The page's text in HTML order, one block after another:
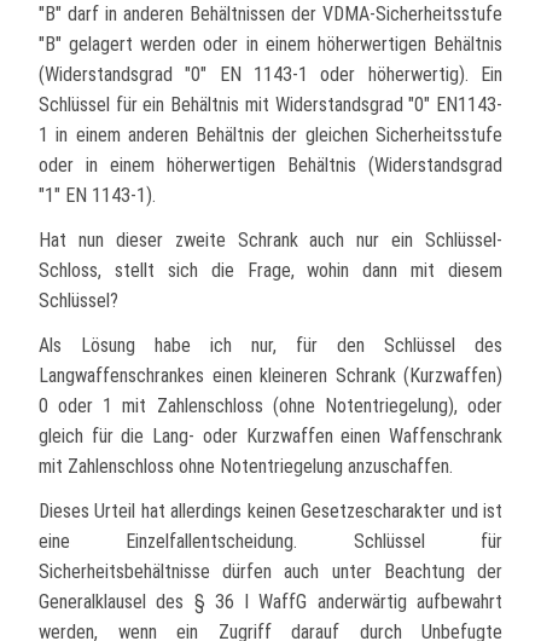
"B" darf in anderen Behältnissen der VDMA-Sicherheitsstufe
"B" gelagert werden oder in einem höherwertigen Behältnis
(Widerstandsgrad "0" EN 1143-1 oder höherwertig). Ein
Schlüssel für ein Behältnis mit Widerstandsgrad "0" EN1143-
1 in einem anderen Behältnis der gleichen Sicherheitsstufe
oder in einem höherwertigen Behältnis (Widerstandsgrad
"1" EN 1143-1).
Hat nun dieser zweite Schrank auch nur ein Schlüssel-
Schloss, stellt sich die Frage, wohin dann mit diesem
Schlüssel?
Als Lösung habe ich nur, für den Schlüssel des
Langwaffenschrankes einen kleineren Schrank (Kurzwaffen)
0 oder 1 mit Zahlenschloss (ohne Notentriegelung), oder
gleich für die Lang- oder Kurzwaffen einen Waffenschrank
mit Zahlenschloss ohne Notentriegelung anzuschaffen.
Dieses Urteil hat allerdings keinen Gesetzescharakter und ist
eine Einzelfallentscheidung. Schlüssel für
Sicherheitsbehältnisse dürfen auch unter Beachtung der
Generalklausel des § 36 I WaffG anderwärtig aufbewahrt
werden, wenn ein Zugriff darauf durch Unbefugte